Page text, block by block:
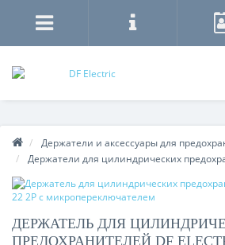
Держатели и аксессуары для
Держатели для цилиндрических
ДЕРЖАТЕЛЬ ДЛЯ
ПРЕДОХРАНИТЕЛЕЙ DF